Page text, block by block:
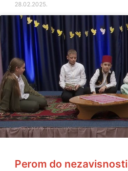
28.02.2025.
Perom do nezavisnosti